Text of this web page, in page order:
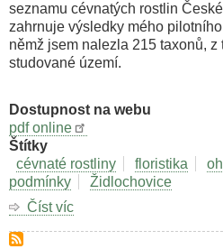
seznamu cévnatých rostlin
zahrnuje výsledky mého
němž jsem nalezla 215 taxonů, z
studované území.
Dostupnost na webu
pdf online
Štítky
cévnaté rostliny
floristika
podmínky
Židlochovice
Číst víc